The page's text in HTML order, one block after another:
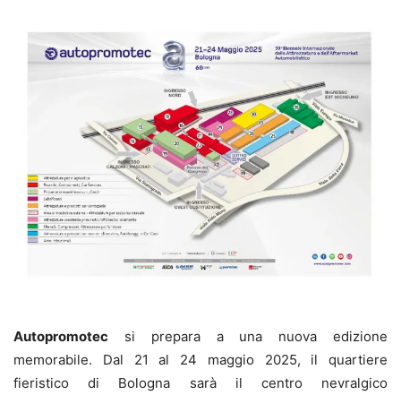
Autopromotec si prepara a una nuova edizione
memorabile. Dal 21 al 24 maggio 2025, il quartiere
fieristico di Bologna sarà il centro nevralgico